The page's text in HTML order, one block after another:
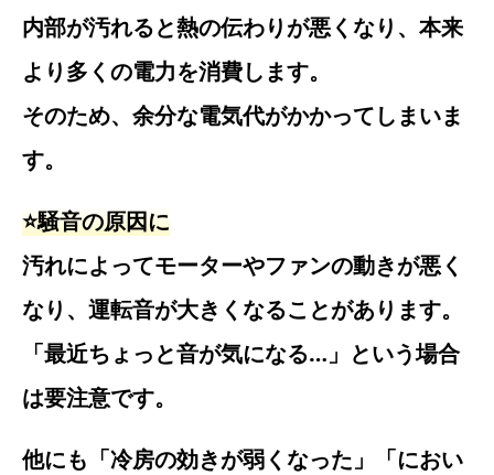
内部が汚れると熱の伝わりが悪くなり、本来
より多くの電力を消費します。
そのため、余分な電気代がかかってしまいま
す。
⭐️騒音の原因に
汚れによってモーターやファンの動きが悪く
なり、運転音が大きくなることがあります。
「最近ちょっと音が気になる…」という場合
は要注意です。
他にも「冷房の効きが弱くなった」「におい